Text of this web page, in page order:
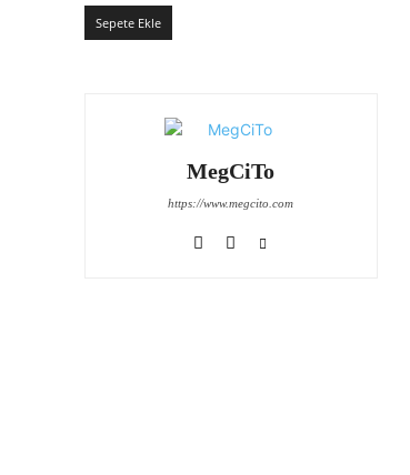
Sepete Ekle
MegCiTo
https://www.megcito.com